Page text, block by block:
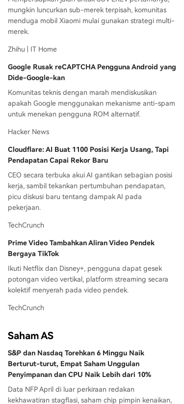
mungkin luncurkan sub-merek terpisah, komunitas
menduga mobil Xiaomi mulai gunakan strategi multi-
merek.
Zhihu | IT Home
Google Rusak reCAPTCHA Pengguna Android yang
Dide-Google-kan
Komunitas teknis dengan marah mendiskusikan
apakah Google menggunakan mekanisme anti-spam
untuk menekan pengguna ROM alternatif.
Hacker News
Cloudflare: AI Buat 1100 Posisi Kerja Usang, Tapi
Pendapatan Capai Rekor Baru
CEO secara terbuka akui AI gantikan sebagian posisi
kerja, sambil tekankan pertumbuhan pendapatan,
picu diskusi baru tentang dampak AI pada
pekerjaan.
TechCrunch
Prime Video Tambahkan Aliran Video Pendek
Bergaya TikTok
Ikuti Netflix dan Disney+, pengguna dapat gesek
potongan video vertikal, platform streaming secara
kolektif menyerah pada video pendek.
TechCrunch
Saham AS
S&P dan Nasdaq Torehkan 6 Minggu Naik
Berturut-turut, Empat Saham Unggulan
Penyimpanan dan CPU Naik Lebih dari 10%
Data NFP April di luar perkiraan redakan
kekhawatiran stagflasi, saham chip pimpin kenaikan,